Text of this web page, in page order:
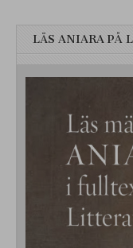
LÄS ANIARA PÅ